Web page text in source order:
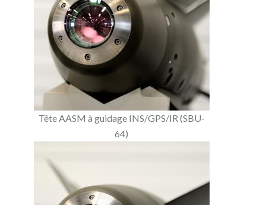
Tête AASM à guidage INS/GPS/IR (SBU-
64)